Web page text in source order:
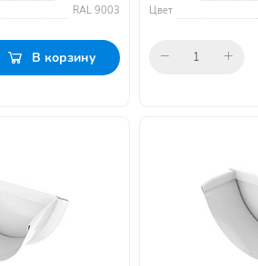
RAL 9003
В корзину
Цвет